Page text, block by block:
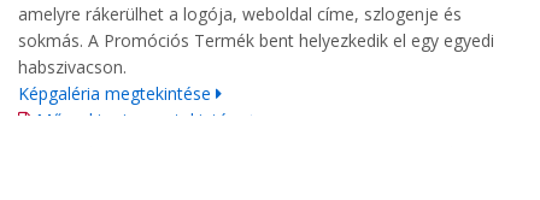
amelyre rákerülhet a logója, weboldal címe, szlogenje és
sokmás. A Promóciós Termék bent helyezkedik el egy egyedi
habszivacson.
Képgaléria megtekintése
Műszaki rajz megtekintése